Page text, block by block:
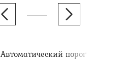
Автоматический порог